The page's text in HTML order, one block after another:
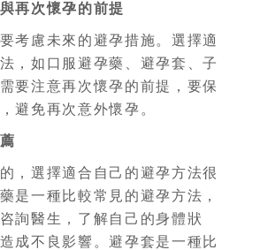
再次懷孕的前提
考慮未來的避孕措施。選擇適
，如口服避孕藥、避孕套、子
要注意再次懷孕的前提，要保
避免再次意外懷孕。
，選擇適合自己的避孕方法很
是一種比較常見的避孕方法，
詢醫生，了解自己的身體狀
成不良影響。避孕套是一種比